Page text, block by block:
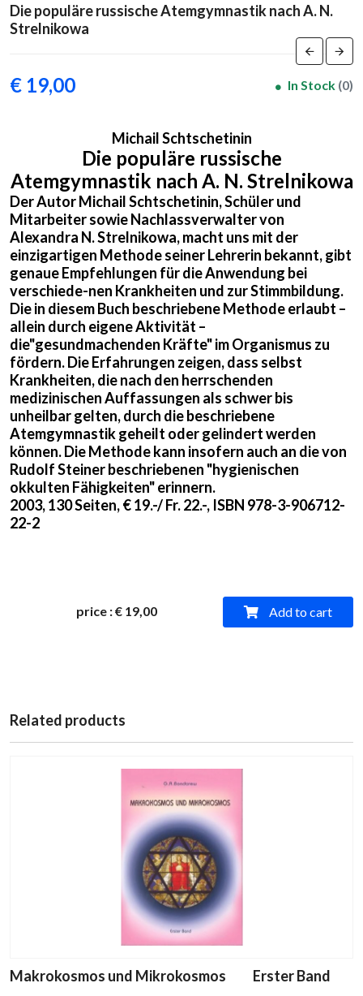
Die populäre russische Atemgymnastik nach A. N.
Strelnikowa
€ 19,00 In Stock (0)
Michail Schtschetinin
Die populäre russische
Atemgymnastik nach A. N. Strelnikowa
Der Autor Michail Schtschetinin, Schüler und
Mitarbeiter sowie Nachlassverwalter von
Alexandra N. Strelnikowa, macht uns mit der
einzigartigen Methode seiner Lehrerin bekannt, gibt
genaue Empfehlungen für die Anwendung bei
verschiede-nen Krankheiten und zur Stimmbildung.
Die in diesem Buch beschriebene Methode erlaubt –
allein durch eigene Aktivität –
die"gesundmachenden Kräfte" im Organismus zu
fördern. Die Erfahrungen zeigen, dass selbst
Krankheiten, die nach den herrschenden
medizinischen Auffassungen als schwer bis
unheilbar gelten, durch die beschriebene
Atemgymnastik geheilt oder gelindert werden
können. Die Methode kann insofern auch an die von
Rudolf Steiner beschriebenen "hygienischen
okkulten Fähigkeiten" erinnern.
2003, 130 Seiten, € 19.-/ Fr. 22.-, ISBN 978-3-906712-
22-2
price:€ 19,00 Add to cart
Related products
Makrokosmos und Mikrokosmos Erster Band